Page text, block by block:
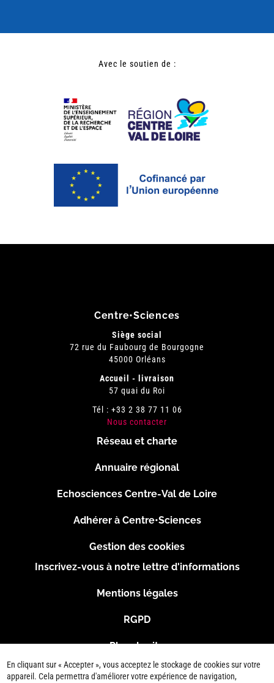
Avec le soutien de :
Centre•Sciences
Siège social
72 rue du Faubourg de Bourgogne
45000 Orléans
Accueil - livraison
57 quai du Roi
Tél : +33 2 38 77 11 06
Nous contacter
page
Réseau et charte
Annuaire régional
Echosciences Centre-Val de Loire
Adhérer à Centre•Sciences
Gestion des cookies
Inscrivez-vous à notre lettre d'informations
Mentions légales
RGPD
Plan du site
Connexion
En cliquant sur « Accepter », vous acceptez le stockage de cookies sur votre
appareil. Cela permettra d'améliorer votre expérience de navigation,